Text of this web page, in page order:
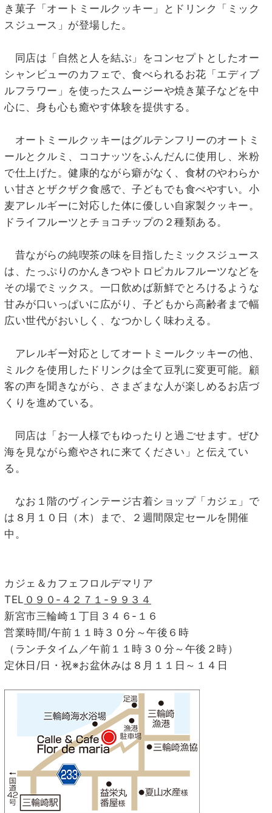
き菓子「オートミールクッキー」とドリンク「ミック
スジュース」が登場した。
同店は「自然と人を結ぶ」をコンセプトとしたオー
シャンビューのカフェで、食べられるお花「エディブ
ルフラワー」を使ったスムージーや焼き菓子などを中
心に、身も心も癒やす体験を提供する。
オートミールクッキーはグルテンフリーのオートミ
ールとクルミ、ココナッツをふんだんに使用し、米粉
で仕上げた。健康的ながら癖がなく、食材のやわらか
い甘さとザクザク食感で、子どもでも食べやすい。小
麦アレルギーに対応した体に優しい自家製クッキー。
ドライフルーツとチョコチップの２種類ある。
昔ながらの純喫茶の味を目指したミックスジュース
は、たっぷりのかんきつやトロピカルフルーツなどを
その場でミックス。一口飲めば新鮮でとろけるような
甘みが口いっぱいに広がり、子どもから高齢者まで幅
広い世代がおいしく、なつかしく味わえる。
アレルギー対応としてオートミールクッキーの他、
ミルクを使用したドリンクは全て豆乳に変更可能。顧
客の声を聞きながら、さまざまな人が楽しめるお店づ
くりを進めている。
同店は「お一人様でもゆったりと過ごせます。ぜひ
海を見ながら癒やされに来てください」と伝えてい
る。
なお１階のヴィンテージ古着ショップ「カジェ」で
は８月１０日（木）まで、２週間限定セールを開催
中。
カジェ＆カフェフロルデマリア
TEL ０９０-４２７１-９９３４
新宮市三輪崎１丁目３４６-１６
営業時間/午前１１時３０分～午後６時
（ランチタイム／午前１１時３０分～午後２時）
定休日/日・祝※お盆休みは８月１１日～１４日